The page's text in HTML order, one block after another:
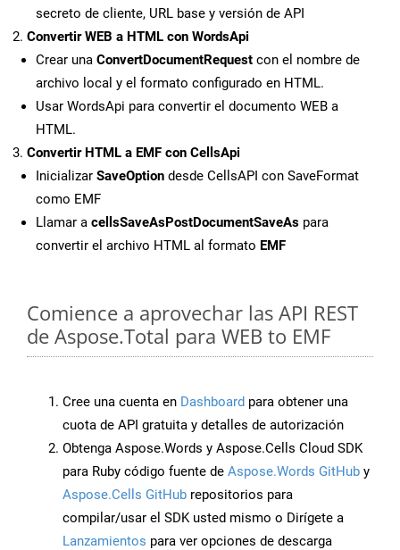
secreto de cliente, URL base y versión de API
Convertir WEB a HTML con WordsApi
Crear una ConvertDocumentRequest con el nombre de
archivo local y el formato configurado en HTML.
Usar WordsApi para convertir el documento WEB a
HTML.
Convertir HTML a EMF con CellsApi
Inicializar SaveOption desde CellsAPI con SaveFormat
como EMF
Llamar a cellsSaveAsPostDocumentSaveAs para
convertir el archivo HTML al formato EMF
Comience a aprovechar las API REST
de Aspose.Total para WEB to EMF
Cree una cuenta en Dashboard para obtener una
cuota de API gratuita y detalles de autorización
Obtenga Aspose.Words y Aspose.Cells Cloud SDK
para Ruby código fuente de Aspose.Words GitHub y
Aspose.Cells GitHub repositorios para
compilar/usar el SDK usted mismo o Dirígete a
Lanzamientos para ver opciones de descarga